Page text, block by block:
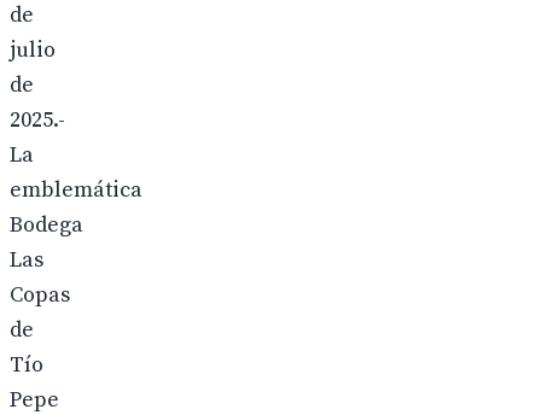
de
julio
de
2025.-
La
emblemática
Bodega
Las
Copas
de
Tío
Pepe